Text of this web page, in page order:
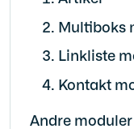
Multiboks
Linkliste
Kontakt
Andre